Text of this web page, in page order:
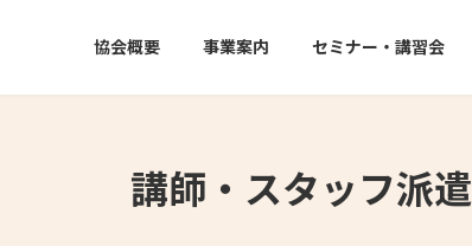
協会概要 事業案内 セミナー・講習会
講師・スタッフ派遣